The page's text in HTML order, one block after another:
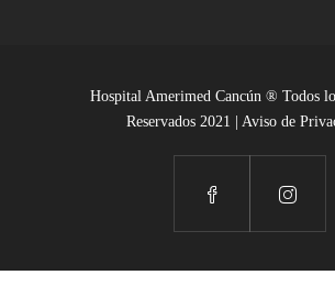
Hospital Amerimed Cancún ® Todos
Reservados 2021 | Aviso de